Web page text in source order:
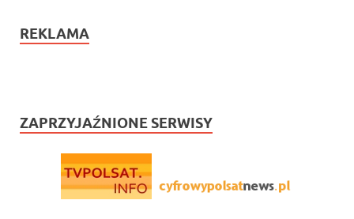
REKLAMA
ZAPRZYJAŹNIONE SERWISY